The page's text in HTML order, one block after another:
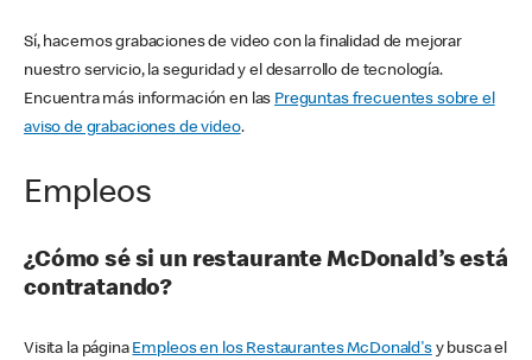
Sí, hacemos grabaciones de video con la finalidad de mejorar
nuestro servicio, la seguridad y el desarrollo de tecnología.
Encuentra más información en las Preguntas frecuentes sobre el
aviso de grabaciones de video.
Empleos
¿Cómo sé si un restaurante McDonald’s está
contratando?
Visita la página Empleos en los Restaurantes McDonald'sy busca el